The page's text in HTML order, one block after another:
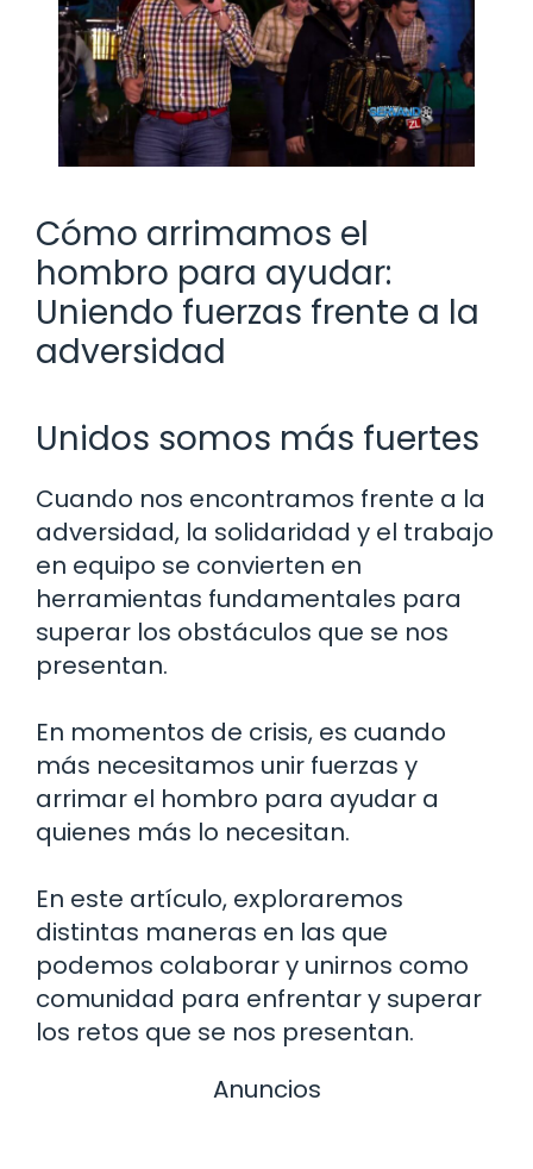
Cómo arrimamos el
hombro para ayudar:
Uniendo fuerzas frente a la
adversidad
Unidos somos más fuertes
Cuando nos encontramos frente a la
adversidad, la solidaridad y el trabajo
en equipo se convierten en
herramientas fundamentales para
superar los obstáculos que se nos
presentan.
En momentos de crisis, es cuando
más necesitamos unir fuerzas y
arrimar el hombro para ayudar a
quienes más lo necesitan.
En este artículo, exploraremos
distintas maneras en las que
podemos colaborar y unirnos como
comunidad para enfrentar y superar
los retos que se nos presentan.
Anuncios